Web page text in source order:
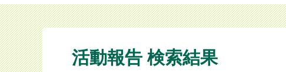
活動報告 検索結果